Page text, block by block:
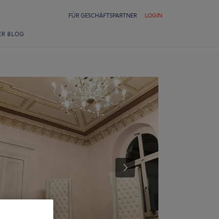
FÜR GESCHÄFTSPARTNER LOGIN
BLOG